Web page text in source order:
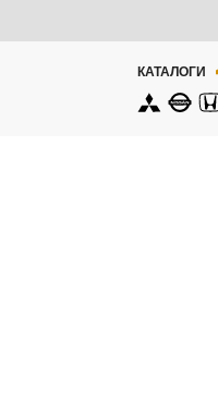
КАТАЛОГИ